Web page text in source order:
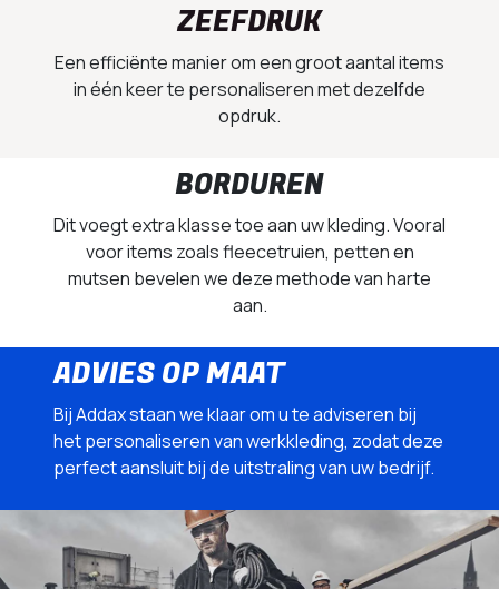
ZEEFDRUK
Een efficiënte manier om een groot aantal items
in één keer te personaliseren met dezelfde
opdruk.
BORDUREN
Dit voegt extra klasse toe aan uw kleding. Vooral
voor items zoals fleecetruien, petten en
mutsen bevelen we deze methode van harte
aan.
ADVIES OP MAAT
Bij Addax staan we klaar om u te adviseren bij
het personaliseren van werkkleding, zodat deze
perfect aansluit bij de uitstraling van uw bedrijf.